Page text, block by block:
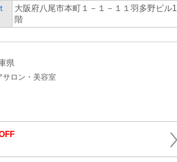
大阪府八尾市本町１－１－１１羽多野ビル1
階
県
サロン・美容室